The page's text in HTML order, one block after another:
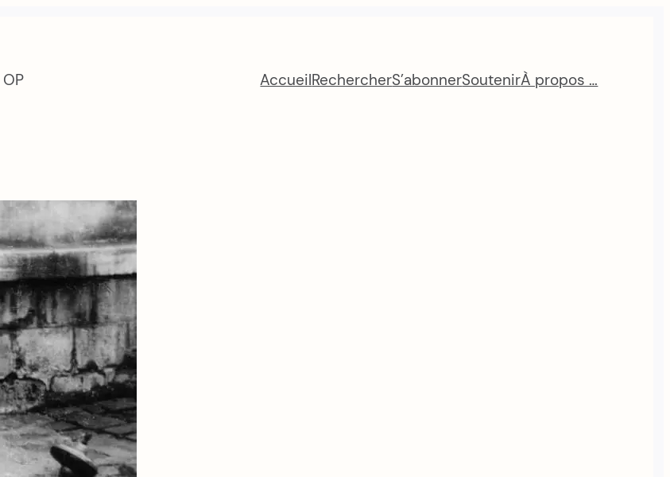
OP AccueilRechercherS’abonnerSoutenirÀ propos …